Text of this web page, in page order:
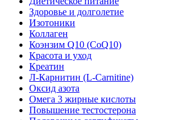
Здоровье и долголетие
Изотоники
Коллаген
Коэнзим Q10 (CoQ10)
Красота и уход
Креатин
Л-Карнитин (L-Сarnitine)
Оксид азота
Омега 3 жирные кислоты
Повышение тестостерона